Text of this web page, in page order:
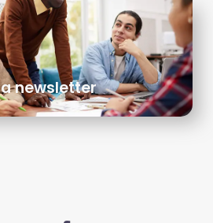
newsletter